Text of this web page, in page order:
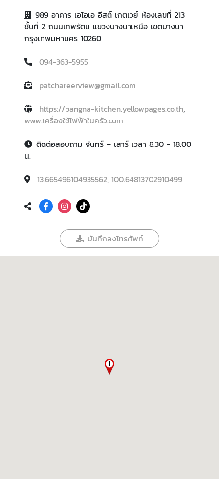
989 อาคาร เอไอเอ อีสต์ เกตเวย์ ห้องเลขที่ 213
ชั้นที่ 2 ถนนเทพรัตน แขวงบางนาเหนือ เขตบางนา
กรุงเทพมหานคร 10260
094-363-5955
patchareerview@gmail.com
https://bangna-kitchen.yellowpages.co.th,
www.เครื่องใช้ไฟฟ้าในครัว.com
ติดต่อสอบถาม จันทร์ – เสาร์ เวลา 8:30 - 18:00
น.
13.665496104935562, 100.64813702910499
บันทึกลงโทรศัพท์